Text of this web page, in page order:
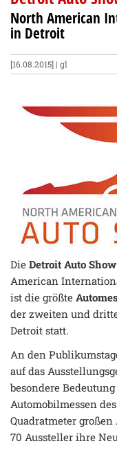
North American
in Detroit
[16.08.2015] | gl
Die Detroit Auto Show
American
ist die größte
der zweiten und
Detroit statt.
An den
auf das
besondere
Automobilmessen
Quadratmeter
70 Aussteller ihre